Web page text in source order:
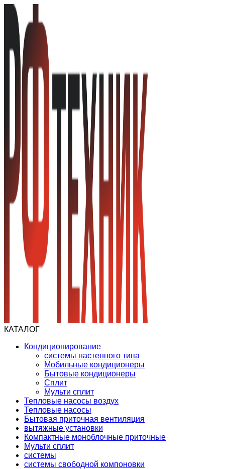
КАТАЛОГ
Кондиционирование
системы настенного типа
Мобильные кондиционеры
Бытовые кондиционеры
Сплит
Мульти сплит
Тепловые насосы воздух
Тепловые насосы
Бытовая приточная вентиляция
вытяжные установки
Компактные моноблочные приточные
Мульти сплит
системы
системы свободной компоновки